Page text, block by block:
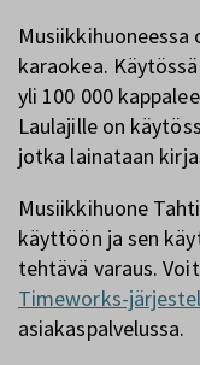
karaokea.
yli 100 000
Laulajille on
jotka lainataan
Musiikkihuone
käyttöön ja sen
tehtävä varaus.
Timeworks-
asiakaspalvelussa.